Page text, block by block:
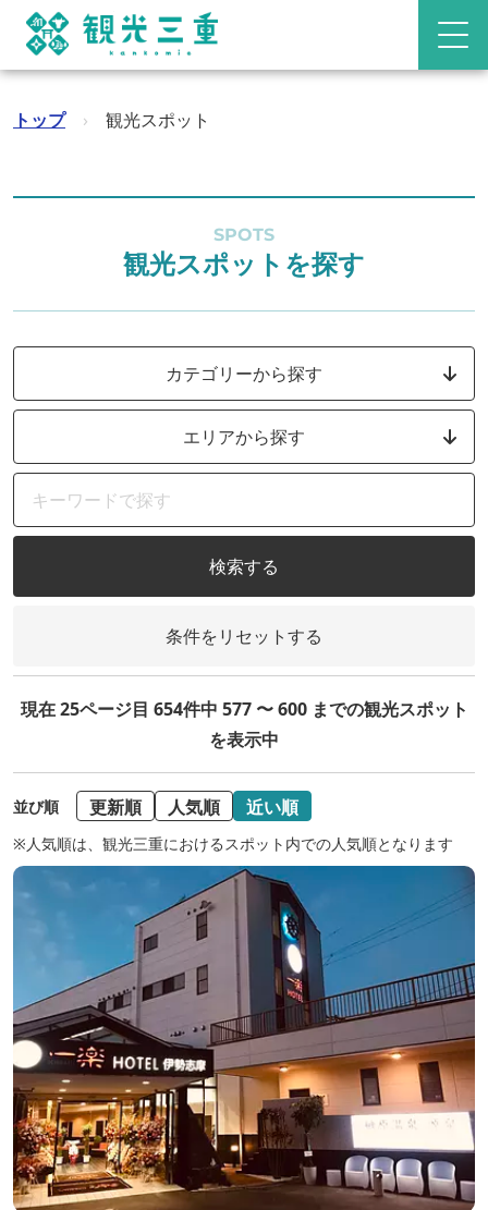
トップ › 観光スポット
SPOTS
観光スポットを探す
カテゴリーから探す
エリアから探す
検索する
条件をリセットする
現在 25ページ目 654件中 577 〜 600 までの観光スポット
を表示中
並び順 更新順 人気順 近い順
※人気順は、観光三重におけるスポット内での人気順となります